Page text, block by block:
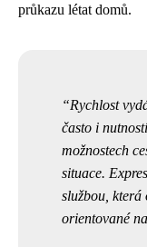
průkazu létat domů.
Rychlost
často i
možnostech
situace.
službou,
orientované